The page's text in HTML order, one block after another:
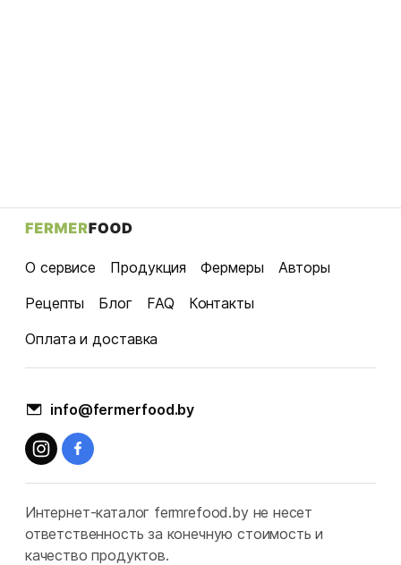
О сервисе Продукция Фермеры
Авторы
Рецепты
Блог FAQ
Контакты
Оплата и доставка
info@fermerfood.by
Интернет-каталог fermrefood.by не несет
ответственность за конечную стоимость и
качество продуктов.